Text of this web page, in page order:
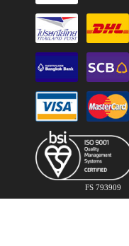
FS 793909